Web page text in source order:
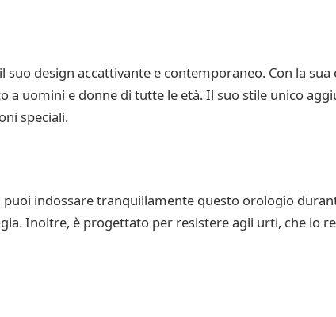
design accattivante e contemporaneo. Con la sua
uomini e donne di tutte le età. Il suo stile unico
speciali.
puoi indossare tranquillamente questo orologio
Inoltre, è progettato per resistere agli urti, che lo